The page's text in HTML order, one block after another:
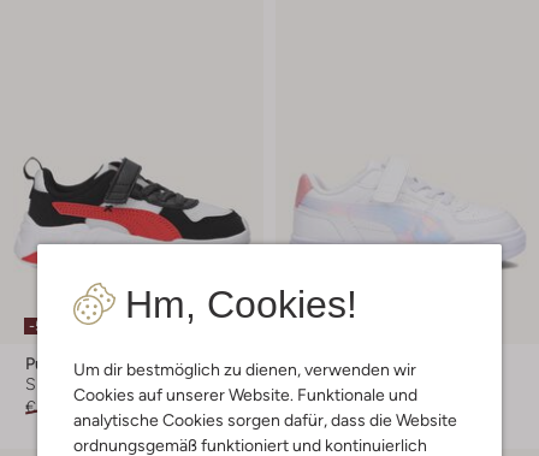
Hm, Cookies!
Um dir bestmöglich zu dienen, verwenden wir
Cookies auf unserer Website. Funktionale und
analytische Cookies sorgen dafür, dass die Website
ordnungsgemäß funktioniert und kontinuierlich
-50%
Puma
Sneaker Low
€ 39,99 € 19,99
Puma
Sneaker Low
€ 34,99 € 23,99